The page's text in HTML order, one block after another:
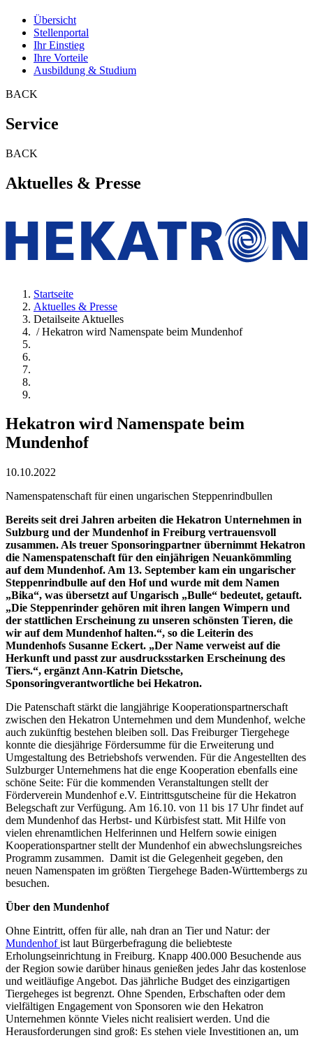
Übersicht
Stellenportal
Ihr Einstieg
Ihre Vorteile
Ausbildung & Studium
BACK
Service
BACK
Aktuelles & Presse
Startseite
Aktuelles & Presse
Detailseite Aktuelles
/ Hekatron wird Namenspate beim Mundenhof
Hekatron wird Namenspate beim
Mundenhof
10.10.2022
Namenspatenschaft für einen ungarischen Steppenrindbullen
Bereits seit drei Jahren arbeiten die Hekatron Unternehmen in
Sulzburg und der Mundenhof in Freiburg vertrauensvoll
zusammen. Als treuer Sponsoringpartner übernimmt Hekatron
die Namenspatenschaft für den einjährigen Neuankömmling
auf dem Mundenhof. Am 13. September kam ein ungarischer
Steppenrindbulle auf den Hof und wurde mit dem Namen
„Bika“, was übersetzt auf Ungarisch „Bulle“ bedeutet, getauft.
„Die Steppenrinder gehören mit ihren langen Wimpern und
der stattlichen Erscheinung zu unseren schönsten Tieren, die
wir auf dem Mundenhof halten.“, so die Leiterin des
Mundenhofs Susanne Eckert. „Der Name verweist auf die
Herkunft und passt zur ausdrucksstarken Erscheinung des
Tiers.“, ergänzt Ann-Katrin Dietsche,
Sponsoringverantwortliche bei Hekatron.
Die Patenschaft stärkt die langjährige Kooperationspartnerschaft
zwischen den Hekatron Unternehmen und dem Mundenhof, welche
auch zukünftig bestehen bleiben soll. Das Freiburger Tiergehege
konnte die diesjährige Fördersumme für die Erweiterung und
Umgestaltung des Betriebshofs verwenden. Für die Angestellten des
Sulzburger Unternehmens hat die enge Kooperation ebenfalls eine
schöne Seite: Für die kommenden Veranstaltungen stellt der
Förderverein Mundenhof e.V. Eintrittsgutscheine für die Hekatron
Belegschaft zur Verfügung. Am 16.10. von 11 bis 17 Uhr findet auf
dem Mundenhof das Herbst- und Kürbisfest statt. Mit Hilfe von
vielen ehrenamtlichen Helferinnen und Helfern sowie einigen
Kooperationspartner stellt der Mundenhof ein abwechslungsreiches
Programm zusammen. Damit ist die Gelegenheit gegeben, den
neuen Namenspaten im größten Tiergehege Baden-Württembergs zu
besuchen.
Über den Mundenhof
Ohne Eintritt, offen für alle, nah dran an Tier und Natur: der
Mundenhofist laut Bürgerbefragung die beliebteste
Erholungseinrichtung in Freiburg. Knapp 400.000 Besuchende aus
der Region sowie darüber hinaus genießen jedes Jahr das kostenlose
und weitläufige Angebot. Das jährliche Budget des einzigartigen
Tiergeheges ist begrenzt. Ohne Spenden, Erbschaften oder dem
vielfältigen Engagement von Sponsoren wie den Hekatron
Unternehmen könnte Vieles nicht realisiert werden. Und die
Herausforderungen sind groß: Es stehen viele Investitionen an, um